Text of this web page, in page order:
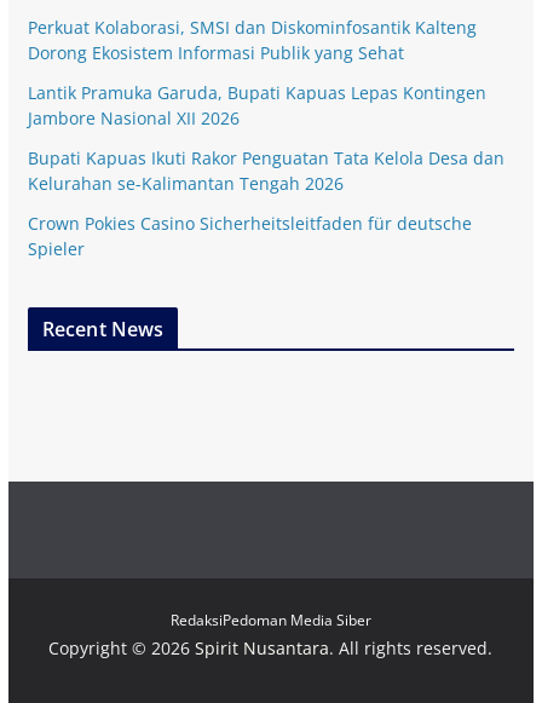
Perkuat Kolaborasi, SMSI dan Diskominfosantik Kalteng
Dorong Ekosistem Informasi Publik yang Sehat
Lantik Pramuka Garuda, Bupati Kapuas Lepas Kontingen
Jambore Nasional XII 2026
Bupati Kapuas Ikuti Rakor Penguatan Tata Kelola Desa dan
Kelurahan se-Kalimantan Tengah 2026
Crown Pokies Casino Sicherheitsleitfaden für deutsche
Spieler
Recent News
RedaksiPedoman Media Siber
Copyright © 2026Spirit Nusantara. All rights reserved.